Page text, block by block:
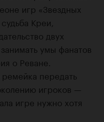
игр «Звездных
Креи,
двух
умы фанатов
о Реване.
передать
игроков —
игре нужно хотя